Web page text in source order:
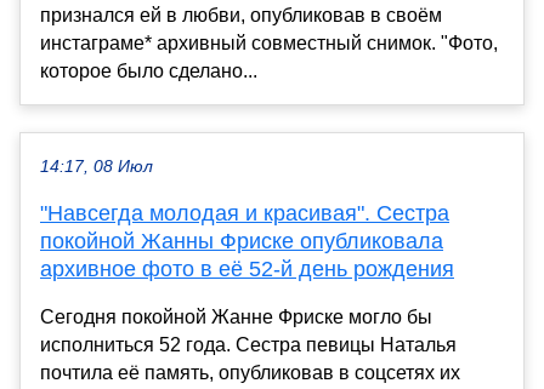
признался ей в любви, опубликовав в своём
инстаграме* архивный совместный снимок. "Фото,
которое было сделано...
14:17, 08 Июл
"Навсегда молодая и красивая". Сестра
покойной Жанны Фриске опубликовала
архивное фото в её 52-й день рождения
Сегодня покойной Жанне Фриске могло бы
исполниться 52 года. Сестра певицы Наталья
почтила её память, опубликовав в соцсетях их